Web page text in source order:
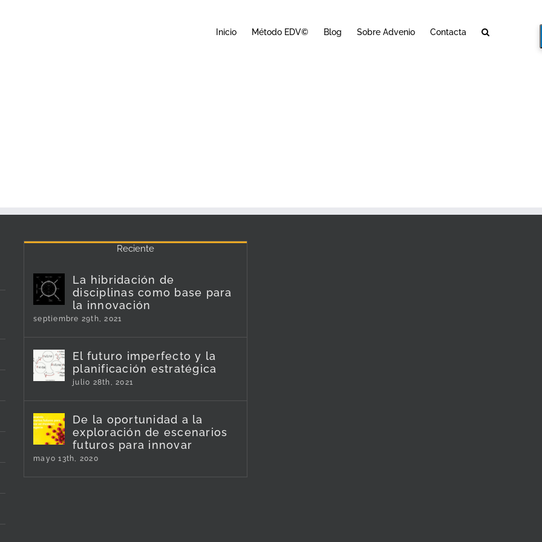
Inicio Método EDV© Blog Sobre Advenio Contacta
Reciente
La hibridación de
disciplinas como base para
la innovación
septiembre 29th, 2021
El futuro imperfecto y la
planificación estratégica
julio 28th, 2021
De la oportunidad a la
exploración de escenarios
futuros para innovar
mayo 13th, 2020